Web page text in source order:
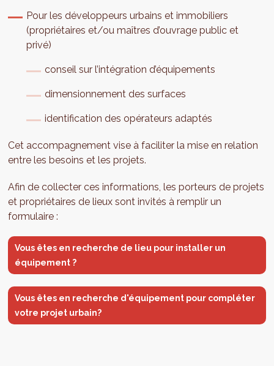
Pour les développeurs urbains et immobiliers
(propriétaires et/ou maîtres d’ouvrage public et
privé)
conseil sur l’intégration d’équipements
dimensionnement des surfaces
identification des opérateurs adaptés
Cet accompagnement vise à faciliter la mise en relation
entre les besoins et les projets.
Afin de collecter ces informations, les porteurs de projets
et propriétaires de lieux sont invités à remplir un
formulaire :
Vous êtes en recherche de lieu pour installer un
équipement ?
Vous êtes en recherche d'équipement pour compléter
votre projet urbain?